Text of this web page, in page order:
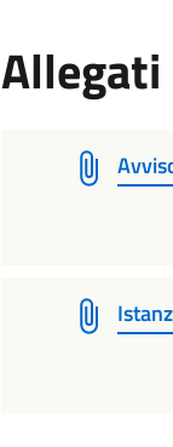
Allegati